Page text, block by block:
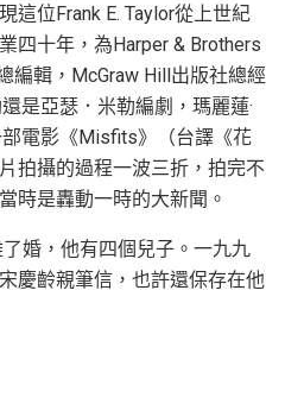
這位Frank E. Taylor從上世紀
四十年，為Harper & Brothers
編輯，McGraw Hill出版社總經
是亞瑟．米勒編劇，瑪麗蓮·
部電影《Misfits》（台譯《花
拍攝的過程一波三折，拍完不
時是轟動一時的大新聞。
了婚，他有四個兒子。一九九
慶齡親筆信，也許還保存在他